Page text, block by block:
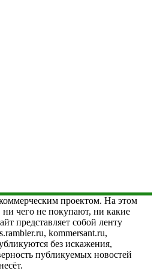
проектом. На этом
ни чего не покупают, ни какие
представляет собой ленту
kommersant.ru,
без искажения,
публикуемых новостей